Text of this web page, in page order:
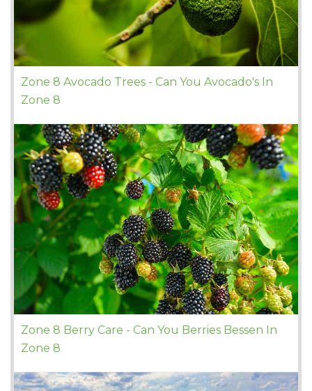
Zone 8 Avocado Trees - Can You Avocado's In
Zone 8
Zone 8 Berry Care - Can You Berries Bessen In
Zone 8